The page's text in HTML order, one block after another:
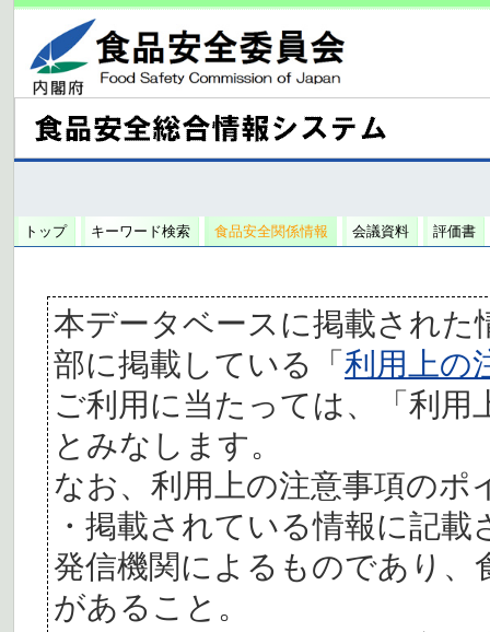
トップ キーワード検索 食品安全関係情報 会議資料 評価書
本データベースに掲載された
部に掲載している「利用上の
ご利用に当たっては、「利
とみなします。
なお、利用上の注意事項の
・掲載されている情報に記
発信機関によるものであり、
があること。